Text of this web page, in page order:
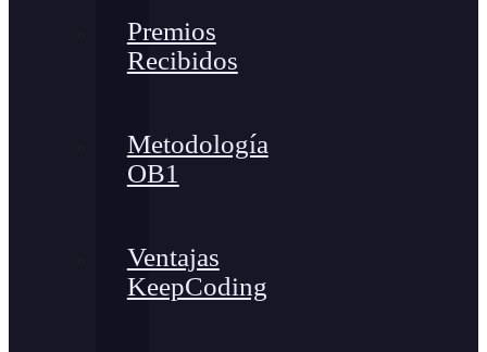
Premios
Recibidos
Metodología
OB1
Ventajas
KeepCoding